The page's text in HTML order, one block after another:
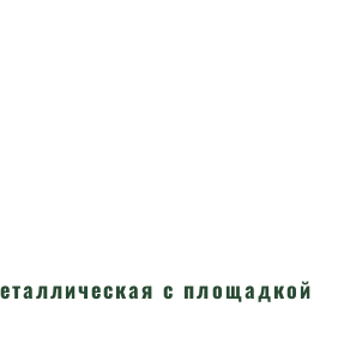
с площадкой